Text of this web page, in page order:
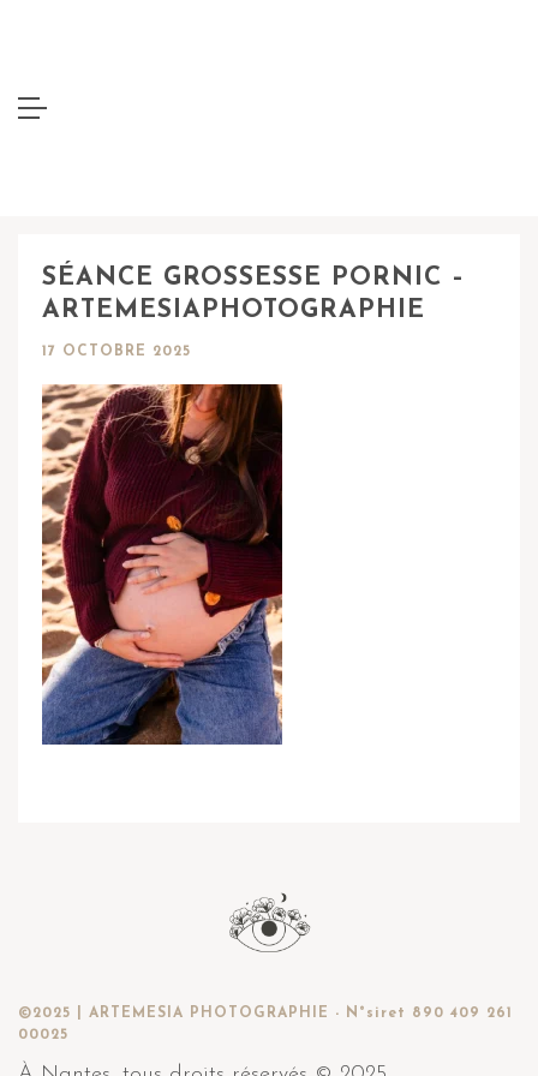
SÉANCE GROSSESSE PORNIC –
ARTEMESIAPHOTOGRAPHIE
17 OCTOBRE 2025
©2025 | ARTEMESIA PHOTOGRAPHIE - N°siret 890 409 261
00025